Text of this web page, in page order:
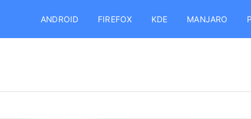
ANDROID FIREFOX KDE MANJARO